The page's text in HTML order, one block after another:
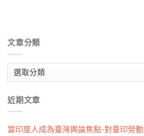
文章分類
類
近期文章
當印度人成為臺灣輿論焦點-對臺印勞